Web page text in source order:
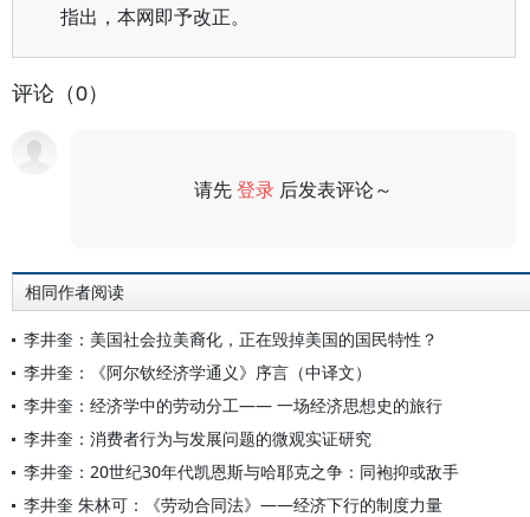
指出，本网即予改正。
评论（0）
请先登录 后发表评论～
相同作者阅读
李井奎：美国社会拉美裔化，正在毁掉美国的国民特性？
李井奎：《阿尔钦经济学通义》序言（中译文）
李井奎：经济学中的劳动分工—— 一场经济思想史的旅行
李井奎：消费者行为与发展问题的微观实证研究
李井奎：20世纪30年代凯恩斯与哈耶克之争：同袍抑或敌手
李井奎 朱林可：《劳动合同法》——经济下行的制度力量